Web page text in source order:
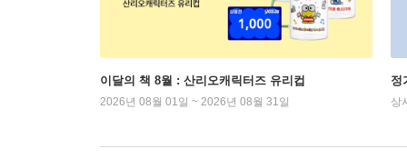
이달의 책 8월 : 산리오캐릭터즈 유리컵
2026년 08월 01일 ~ 2026년 08월 31일
정
상